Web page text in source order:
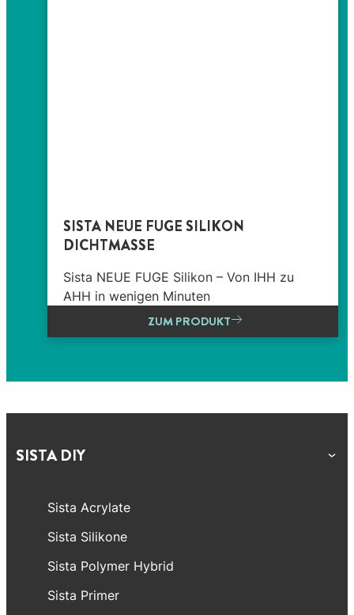
SISTA NEUE FUGE SILIKON
DICHTMASSE
Sista NEUE FUGE Silikon – Von IHH zu
AHH in wenigen Minuten
ZUM PRODUKT
SISTA DIY
Sista Acrylate
Sista Silikone
Sista Polymer Hybrid
Sista Primer